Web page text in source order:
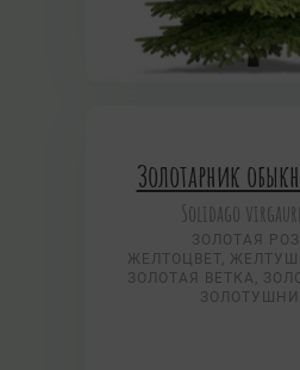
Золотарник
Solidago
ЗОЛОТАЯ
ЖЕЛТОЦВЕТ,
ЗОЛОТАЯ ВЕТКА,